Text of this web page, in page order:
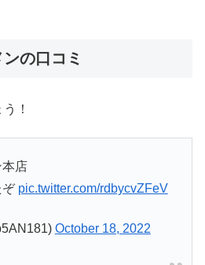
の口コミ
！
店
ぞ pic.twitter.com/rdbycvZFeV
October 18, 2022